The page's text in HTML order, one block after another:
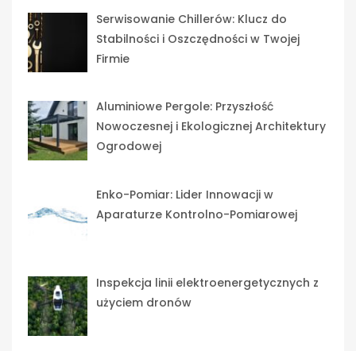
Serwisowanie Chillerów: Klucz do
Stabilności i Oszczędności w Twojej
Firmie
Aluminiowe Pergole: Przyszłość
Nowoczesnej i Ekologicznej Architektury
Ogrodowej
Enko-Pomiar: Lider Innowacji w
Aparaturze Kontrolno-Pomiarowej
Inspekcja linii elektroenergetycznych z
użyciem dronów